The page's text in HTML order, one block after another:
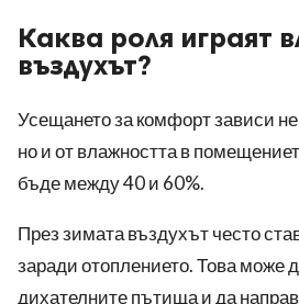
Каква роля играят
въздухът?
Усещането за комфорт зависи
но и от влажността в
бъде между 40 и 60%.
През зимата въздухът често
заради отоплението. Това може
дихателните пътища и да